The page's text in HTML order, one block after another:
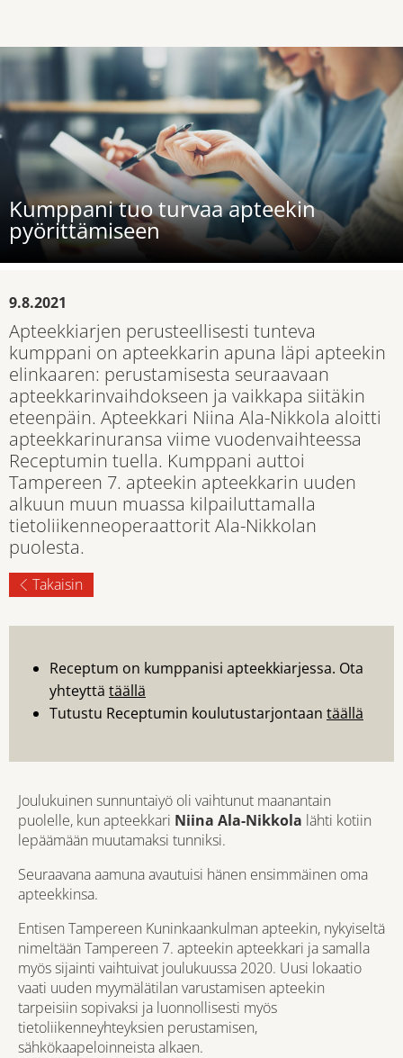
Kumppani tuo turvaa apteekin
pyörittämiseen
9.8.2021
Apteekkiarjen perusteellisesti tunteva
kumppani on apteekkarin apuna läpi apteekin
elinkaaren: perustamisesta seuraavaan
apteekkarinvaihdokseen ja vaikkapa siitäkin
eteenpäin. Apteekkari Niina Ala-Nikkola aloitti
apteekkarinuransa viime vuodenvaihteessa
Receptumin tuella. Kumppani auttoi
Tampereen 7. apteekin apteekkarin uuden
alkuun muun muassa kilpailuttamalla
tietoliikenneoperaattorit Ala-Nikkolan
puolesta.
Takaisin
Receptum on kumppanisi apteekkiarjessa. Ota
yhteyttä täällä
Tutustu Receptumin koulutustarjontaan täällä
Joulukuinen sunnuntaiyö oli vaihtunut maanantain
puolelle, kun apteekkari Niina Ala-Nikkola lähti kotiin
lepäämään muutamaksi tunniksi.
Seuraavana aamuna avautuisi hänen ensimmäinen oma
apteekkinsa.
Entisen Tampereen Kuninkaankulman apteekin, nykyiseltä
nimeltään Tampereen 7. apteekin apteekkari ja samalla
myös sijainti vaihtuivat joulukuussa 2020. Uusi lokaatio
vaati uuden myymälätilan varustamisen apteekin
tarpeisiin sopivaksi ja luonnollisesti myös
tietoliikenneyhteyksien perustamisen,
sähkökaapeloinneista alkaen.